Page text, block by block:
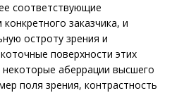
соответствующие
заказчика, и
остроту зрения и
поверхности этих
аберрации высшего
поля зрения, контрастность